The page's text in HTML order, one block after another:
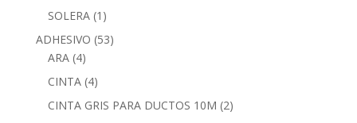
SOLERA (1)
ADHESIVO (53)
ARA (4)
CINTA (4)
CINTA GRIS PARA DUCTOS 10M (2)